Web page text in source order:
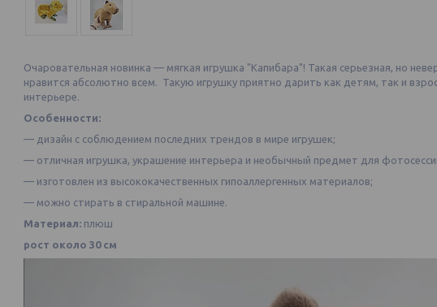
Очаровательная новинка — мягкая игрушка "Капибара"! Такая серьезная, но
нравится абсолютно всем. Такую игрушку приятно дарить как детям, так и
интерьере.
Особенности:
— дизайн с соблюдением последних трендов в мире игрушек;
— отличная игрушка, украшение интерьера и необычный предмет для
— изготовлен из высококачественных гипоаллергенных материалов;
— можно стирать в стиральной машине.
Материал: плюш
рост около 30 см